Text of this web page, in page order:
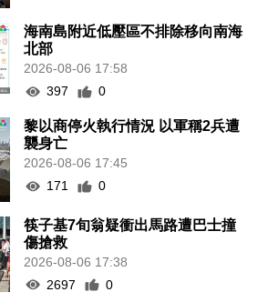
海南島附近低壓區不排除移向南海
北部
2026-08-06 17:58
397
0
黎以商停火執行情況 以軍稱2兵遭
襲身亡
2026-08-06 17:45
171
0
筷子基7旬翁疑衝出馬路遭巴士撞
傷搶救
2026-08-06 17:38
2697
0